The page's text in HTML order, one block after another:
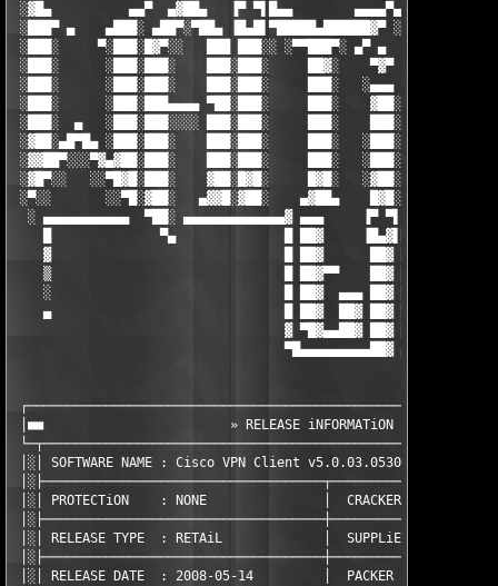
░▓█▄          ▄▄▀  ▄▓██▄   ▐▀ ▀▌█▄▄        ▄▄▄▄▀▄
░███▀ ▄    ▄███░ ▄██▀░▀██▄ ▐█▄█▌▀█████▄██████▓▀ ░█▄        ░
░███░     ▀░███░█▓▀░░   ███ ███░░ ░▀▀███▀░ ▄▀ ▄  ▐█▓
░███░      ░███░███░    ███░███░     ██▓░    ▀▓▀ ░███▄
░███░      ░███░███░    ███░███░     ███░   ░▄▄▄  ████▓▄
░███░      ░███░███▄▄▄▄ ▀██░███░     ███░    ▓██░ ███░▀██▄
░███░  ▄   ░███░███░░░░ ███░███░     ███░    ███░ ███░
░▓██░▄█▀█▄ ░███░███░    ███░███░     ███░   ░███░ ███░  ░
░▓▓██▀░░░▀▓▄▓██░███░    ███░███░     ███░   ░███░ █▓█░
░▓█▀░░   ░░▀█▓█░███░    ▓██░█▓█░     █▓█░   ░▓██░ ▓██░
░▀░░       ░░▀█░▓██░   ▄▓▓█░▓██░    ▄▓██▄    █▓█░ █▓█░░
░ ▄▄▄▄▄▄▄▄▄▄▄  ▀██░ ▄▄▄▄▄▄▄▄▄▄▄▄▄▓ ▄▄▄     ▐▀ ▀▌ ▄▄▄▄▄
█              ▀▄              █ ██▓     ▐█▄▓▌██▓  ██▓
▓                              █ ██▓      ██▓ ██▓  ██▓
▒                              █ ██▓▀▀    ██▓ ██▓  ██▓
░                              █ ██▓  ▄▄▄ ██▓ ██▓  ██▓
▄                              █ ██▓  ██▓ ██▓ ██▓  ██▓
▓ ▀█▓▄▄██▓ ██▓ ██▓  ██▓
▀█▄▄▄▄▄▄▄▄▄██▓
│■■                        » RELEASE iNFORMATiON «
│░│ SOFTWARE NAME : Cisco VPN Client
│░│ PROTECTiON    : NONE               │  CRACKER
│░│ RELEASE TYPE  : RETAiL             │  SUPPLiER
│░│ RELEASE DATE  : 2008-05-14         │  PACKER